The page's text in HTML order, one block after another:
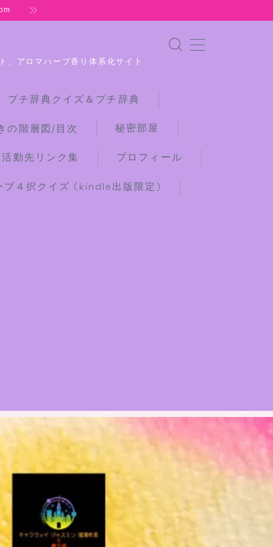
、アロマハーブ香り体系化サイト
チ辞典クイズ＆プチ辞典
の階層図/目次 秘密部屋
動先リンク集 プロフィール
４択クイズ (kindle出版限定)